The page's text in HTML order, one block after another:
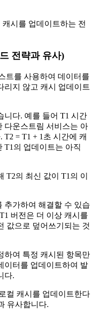
시를 업데이트하는 전
전략과 유사)
트를 사용하여 데이터를
리지 않고 캐시 업데이트
니다. 예를 들어 T1 시간
다운스트림 서비스는 아
= T1 + 1초 시간에 캐
T1의 업데이트는 아직
T2의 최신 값이 T1의 이
추가하여 해결할 수 있습
버전은 더 이상 캐시를
값으로 덮어쓰기되는 것
하여 특정 캐시된 항목만
이터를 업데이트하여 발
다.
컬 캐시를 업데이트한다
유사합니다.